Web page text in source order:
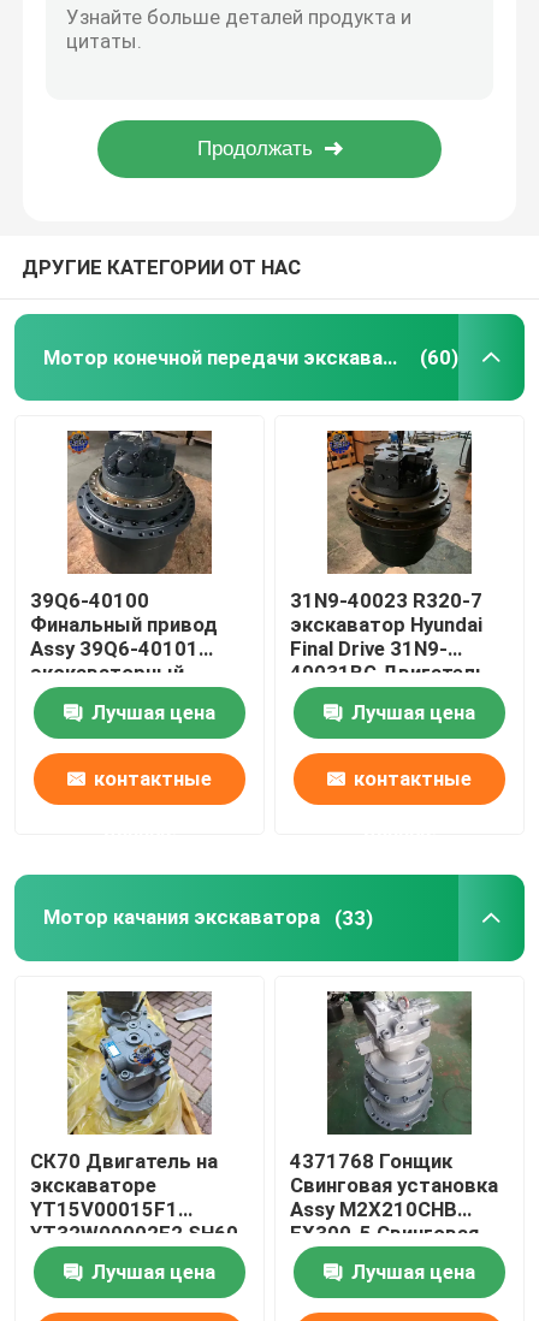
Редуктор качания экскаватора
Электрические части экскаватора
Турбонагнетатель экскаватора
Гидравлический насос
Assy двигателя дизеля
Части кабин экскаваторов
ДРУГИЕ КАТЕГОРИИ ОТ НАС
Мотор конечной передачи экскаватора (60)
39Q6-40100
Финальный привод
Assy 39Q6-40101
экскаваторный
путевой двигатель
для R210-9 R250-9
Лучшая цена
контактные
31N9-40023 R320-7
экскаватор Hyundai
Final Drive 31N9-
40031BG Двигатель
путешествий
Лучшая цена
контактные
Мотор качания экскаватора (33)
СК70 Двигатель на
экскаваторе
YT15V00015F1
YT32W00002F2 SH60
SG025E Свинговый
двигательЛучшая цена
4371768 Гонщик
Свинговая установка
Assy M2X210CHB
EX300-5 Свинговая
двигатель Assy
Лучшая цена